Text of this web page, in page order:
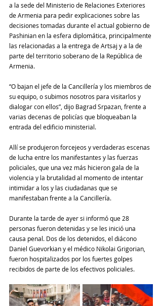
a la sede del Ministerio de Relaciones Exteriores
de Armenia para pedir explicaciones sobre las
decisiones tomadas durante el actual gobierno de
Pashinian en la esfera diplomática, principalmente
las relacionadas a la entrega de Artsaj y a la de
parte del territorio soberano de la República de
Armenia.
“O bajan el jefe de la Cancillería y los miembros de
su equipo, o subimos nosotros para visitarlos y
dialogar con ellos”, dijo Bagrad Srpazan, frente a
varias decenas de policías que bloqueaban la
entrada del edificio ministerial.
Allí se produjeron forcejeos y verdaderas escenas
de lucha entre los manifestantes y las fuerzas
policiales, que una vez más hicieron gala de la
violencia y la brutalidad al momento de intentar
intimidar a los y las ciudadanas que se
manifestaban frente a la Cancillería.
Durante la tarde de ayer si informó que 28
personas fueron detenidas y se les inició una
causa penal. Dos de los detenidos, el diácono
Daniel Guevorkian y el médico Nikolai Grigorian,
fueron hospitalizados por los fuertes golpes
recibidos de parte de los efectivos policiales.